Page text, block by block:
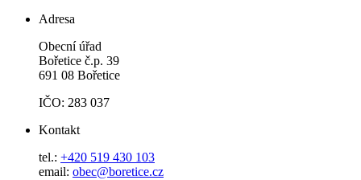
Adresa
Obecní úřad
Bořetice č.p. 39
691 08 Bořetice
IČO: 283 037
Kontakt
tel.: +420 519 430 103
email: obec@boretice.cz